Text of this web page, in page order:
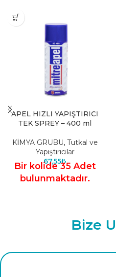
APEL HIZLI YAPIŞTIRICI
TEK SPREY – 400 ml
KİMYA GRUBU, Tutkal ve
Yapıştırıcılar
67,55₺
Bir kolide 35 Adet
bulunmaktadır.
Bize